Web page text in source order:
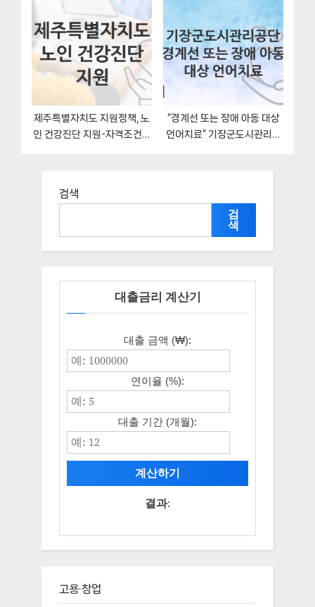
청 구비서류와 일정
요양원)” 남양주보훈요양원 –
신청 방법
제주특별자치도 지원정책, 노
인 건강진단 지원-자격조건과
“경계선 또는 장애 아동 대상
언어치료” 기장군도시관리공
검색
검
색
대출금리 계산기
대출 금액 (₩):
연이율 (%):
대출 기간 (개월):
계산하기
결과:
고용·창업